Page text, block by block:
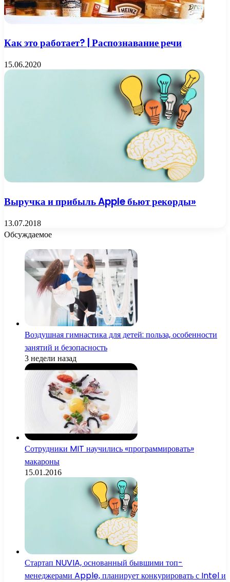
Как это работает? | Распознавание речи
15.06.2020
Выручка и прибыль Apple бьют рекорды»
13.07.2018
Обсуждаемое
Воздушная гимнастика для детей: польза, особенности
занятий и безопасность
3 недели назад
Сотрудники MIT научились «программировать»
макароны
15.01.2016
Стартап NUVIA, основанный бывшими топ-
менеджерами Apple, планирует конкурировать с Intel и